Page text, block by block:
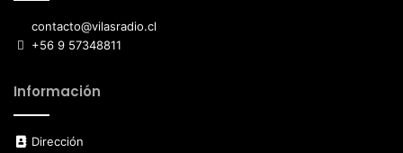
contacto@vilasradio.cl
+56 9 57348811
Información
Dirección